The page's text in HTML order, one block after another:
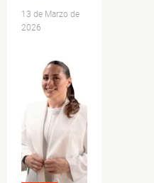
13 de Marzo de
2026